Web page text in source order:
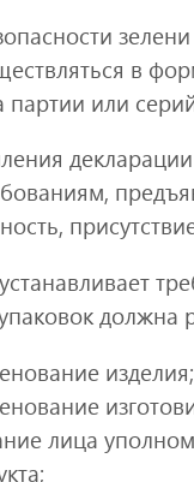
в
партии или
изделия;
лица